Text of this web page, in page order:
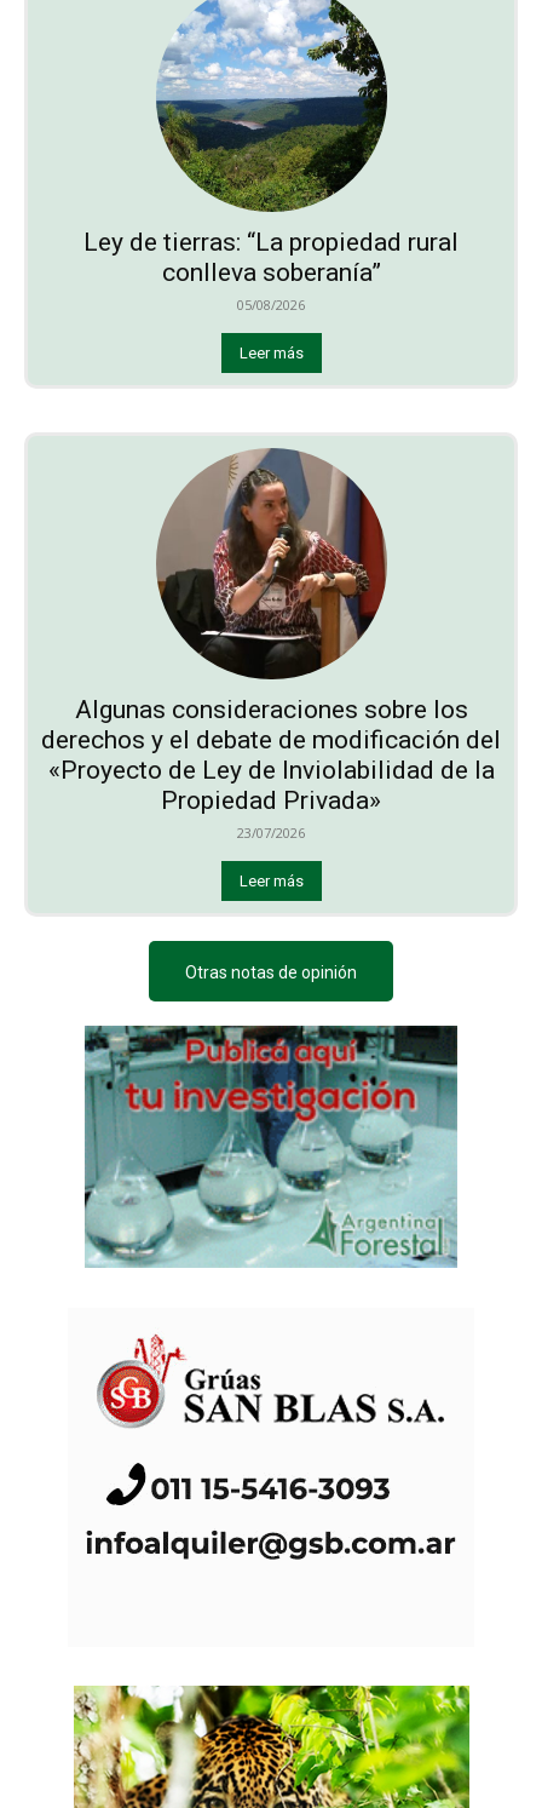
Ley de tierras: “La propiedad rural
conlleva soberanía”
05/08/2026
Leer más
Algunas consideraciones sobre los
derechos y el debate de modificación del
«Proyecto de Ley de Inviolabilidad de la
Propiedad Privada»
23/07/2026
Leer más
Otras notas de opinión